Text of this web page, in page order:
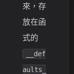
來，存
放在函
式的
__def
aults_